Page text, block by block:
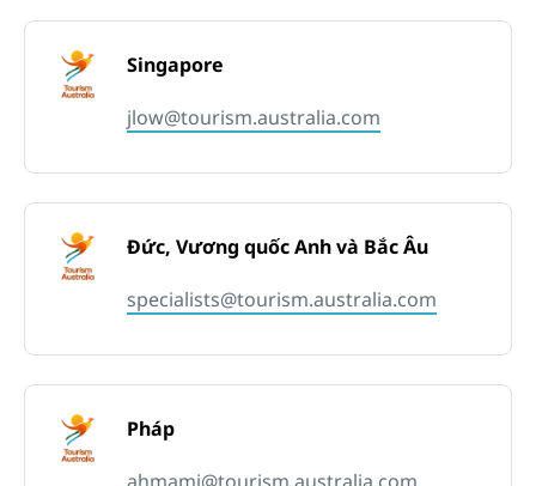
Singapore
jlow@tourism.australia.com
Đức, Vương quốc Anh và Bắc Âu
specialists@tourism.australia.com
Pháp